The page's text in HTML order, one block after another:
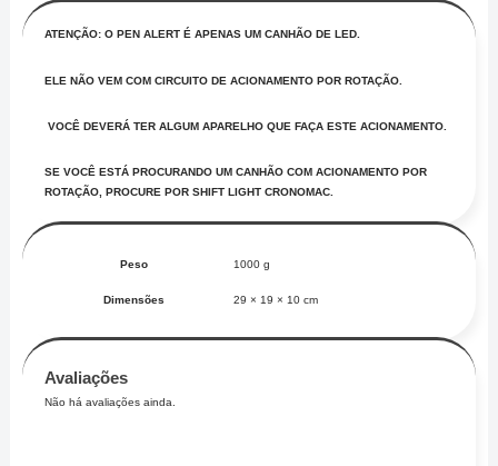
ATENÇÃO: O PEN ALERT É APENAS UM CANHÃO DE LED.
ELE NÃO VEM COM CIRCUITO DE ACIONAMENTO POR ROTAÇÃO.
VOCÊ DEVERÁ TER ALGUM APARELHO QUE FAÇA ESTE ACIONAMENTO.
SE VOCÊ ESTÁ PROCURANDO UM CANHÃO COM ACIONAMENTO POR
ROTAÇÃO, PROCURE POR SHIFT LIGHT CRONOMAC.
Peso 1000 g
Dimensões 29 × 19 × 10 cm
Avaliações
Não há avaliações ainda.